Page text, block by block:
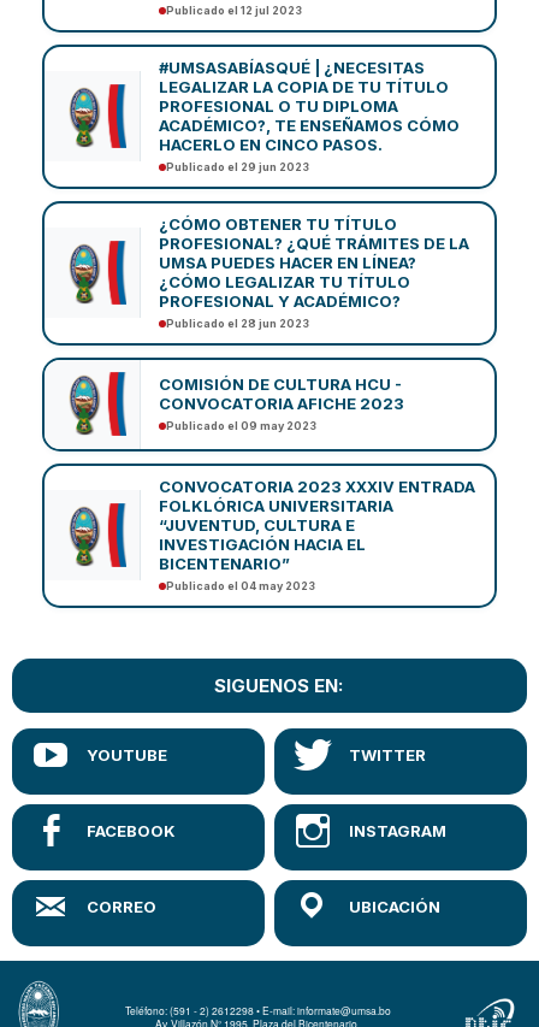
Publicado el 12 jul 2023
#UMSASABÍASQUÉ | ¿NECESITAS
LEGALIZAR LA COPIA DE TU TÍTULO
PROFESIONAL O TU DIPLOMA
ACADÉMICO?, TE ENSEÑAMOS CÓMO
HACERLO EN CINCO PASOS.
Publicado el 29 jun 2023
¿CÓMO OBTENER TU TÍTULO
PROFESIONAL? ¿QUÉ TRÁMITES DE LA
UMSA PUEDES HACER EN LÍNEA?
¿CÓMO LEGALIZAR TU TÍTULO
PROFESIONAL Y ACADÉMICO?
Publicado el 28 jun 2023
COMISIÓN DE CULTURA HCU -
CONVOCATORIA AFICHE 2023
Publicado el 09 may 2023
CONVOCATORIA 2023 XXXIV ENTRADA
FOLKLÓRICA UNIVERSITARIA
“JUVENTUD, CULTURA E
INVESTIGACIÓN HACIA EL
BICENTENARIO”
Publicado el 04 may 2023
SIGUENOS EN:
Teléfono: (591 - 2) 2612298 • E-mail: informate@umsa.bo
Av. Villazón N° 1995, Plaza del Bicentenario.